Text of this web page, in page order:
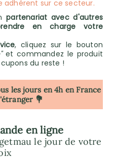
adhérent sur ce secteur.
partenariat avec d'autres
en charge votre
, cliquez sur le bouton
et commandez le produit
du reste !
les jours en 4h en France
💐
en ligne
le jour de votre